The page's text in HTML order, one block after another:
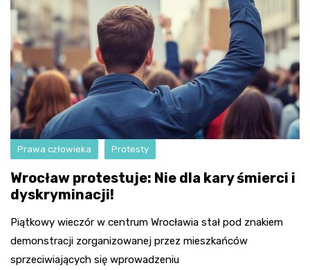
Prawa człowieka Protesty
Wrocław protestuje: Nie dla kary śmierci i
dyskryminacji!
Piątkowy wieczór w centrum Wrocławia stał pod znakiem
demonstracji zorganizowanej przez mieszkańców
sprzeciwiających się wprowadzeniu